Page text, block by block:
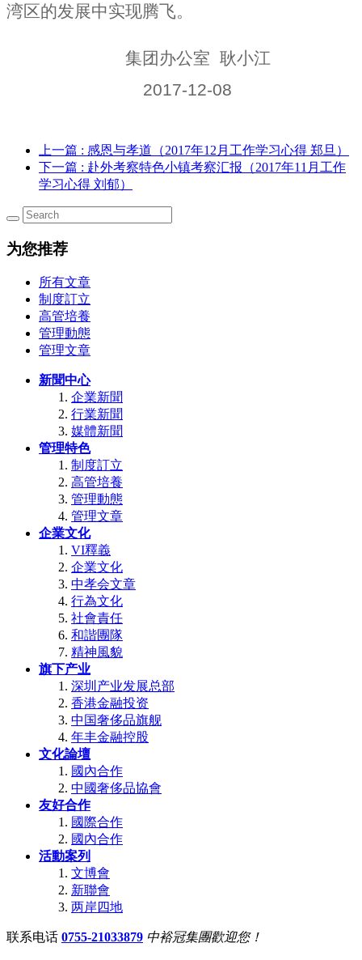
湾区的发展中实现腾飞。
集团办公室 耿小江
2017-12-08
上一篇 : 感恩与孝道（2017年12月工作学习心得 郑旦）
下一篇 : 赴外考察特色小镇考察汇报（2017年11月工作
学习心得 刘郁）
为您推荐
所有文章
制度訂立
高管培養
管理動態
管理文章
新聞中心
企業新聞
行業新聞
媒體新聞
管理特色
制度訂立
高管培養
管理動態
管理文章
企業文化
VI釋義
企業文化
中孝会文章
行為文化
社會責任
和諧團隊
精神風貌
旗下产业
深圳产业发展总部
香港金融投资
中国奢侈品旗舰
年丰金融控股
文化論壇
國內合作
中國奢侈品協會
友好合作
國際合作
國內合作
活動案列
文博會
新聯會
两岸四地
联系电话 0755-21033879 中裕冠集團歡迎您！